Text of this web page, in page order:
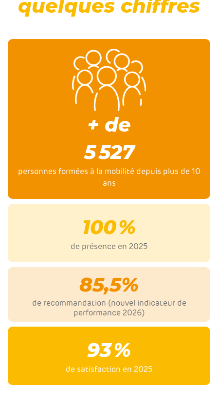
quelques chiffres
93%
de satisfaction en 2025
85,5%
de recommandation (nouvel indicateur de
performance 2026)
100%
de présence en 2025
+ de
5 527
personnes formées à la mobilité depuis plus de 10
ans